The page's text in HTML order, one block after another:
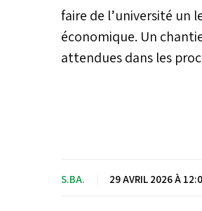
faire de l’université un
économique. Un
attendues dans les
S.BA. 29 AVRIL 2026 À